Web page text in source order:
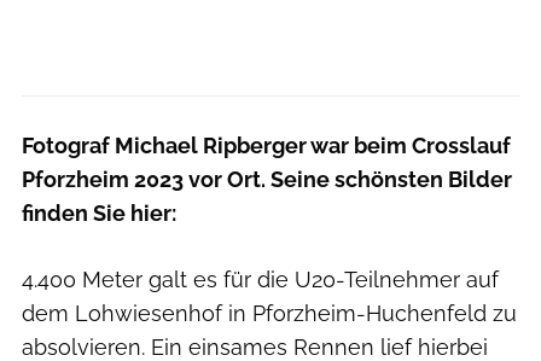
Fotograf Michael Ripberger war beim Crosslauf
Pforzheim 2023 vor Ort. Seine schönsten Bilder
finden Sie hier:
4.400 Meter galt es für die U20-Teilnehmer auf
dem Lohwiesenhof in Pforzheim-Huchenfeld zu
absolvieren. Ein einsames Rennen lief hierbei